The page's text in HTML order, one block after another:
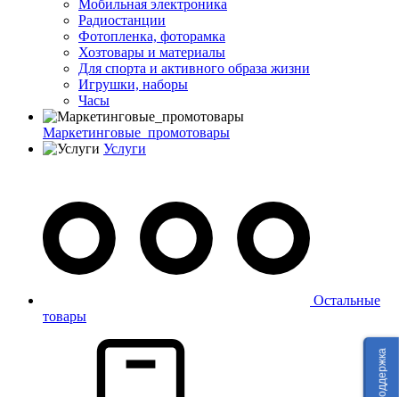
Мобильная электроника
Радиостанции
Фотопленка, фоторамка
Хозтовары и материалы
Для спорта и активного образа жизни
Игрушки, наборы
Часы
Маркетинговые_промотовары
Услуги
Остальные
товары